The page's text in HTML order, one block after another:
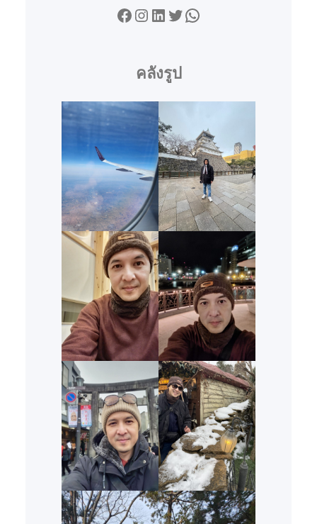
Facebook InstagramLinkedIn Twitter WhatsApp
คลังรูป